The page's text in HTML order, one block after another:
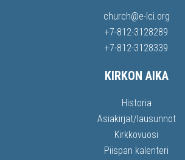
church@e-lci.org
+7-812-3128289
+7-812-3128339
KIRKON AIKA
Historia
Asiakirjat/lausunnot
Kirkkovuosi
Piispan kalenteri